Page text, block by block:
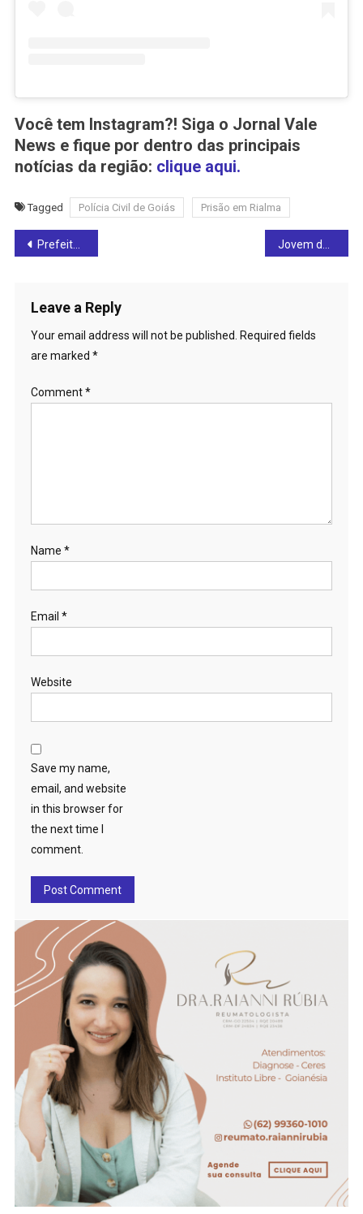
Você tem Instagram?! Siga o Jornal Vale
News e fique por dentro das principais
notícias da região: clique aqui.
Tagged Polícia Civil de Goiás Prisão em Rialma
Post
Prefeitura de Rialma promove nesta sexta-feira (01ª) sessão de cinema de rua: participe!
Leave a Reply
Your email address will not be published.
Required fields
are marked *
Comment*
Name *
Email *
Website
Save my name,
email, and website
in this browser for
the next time I
comment.